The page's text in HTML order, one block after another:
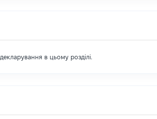
в цьому розділі.